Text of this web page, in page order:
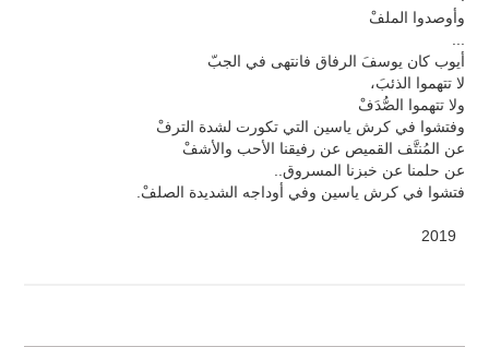
وأوصدوا الملفْ
أيوب كان يوسفَ الرفاق فانتهى في الجبّ
لا تتهموا الذئبَ،
ولا تتهموا الصُّدَفْ
وفتشوا في كرش ياسين التي تكورت لشدة الترفْ
عن المُنتَّف القميص عن رفيقنا الأحب والأشفْ
عن حلمنا عن خبزنا المسروق..
فتشوا في كرش ياسين وفي أوداجه الشديدة الصلفْ.